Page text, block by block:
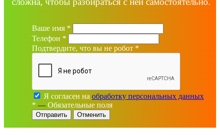
Ваше имя *
Телефон *
Подтвердите, что вы не робот *
Я согласен на обработку персональных данных
* — Обязательные поля
Отменить